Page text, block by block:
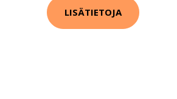
LISÄTIETOJA